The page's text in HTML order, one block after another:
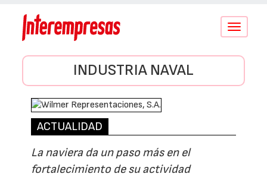
Conmutar
INDUSTRIA NAVAL
ACTUALIDAD
La naviera da un paso más en el
fortalecimiento de su actividad